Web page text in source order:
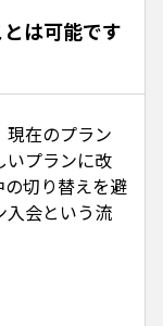
は可能です
現在のプラン
いプランに改
切り替えを避
会という流